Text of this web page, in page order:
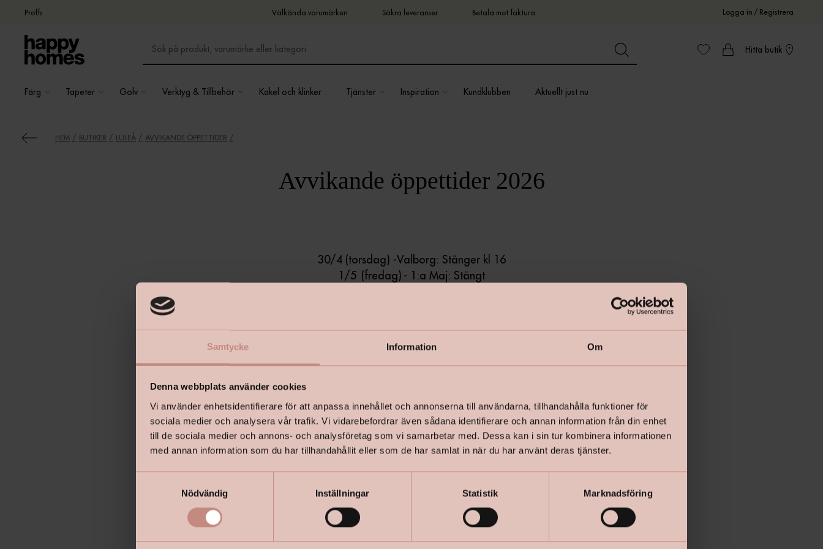
Samtycke Information Om
Denna webbplats använder cookies
Vi använder enhetsidentifierare för att anpassa innehållet och annonserna till användarna, tillhandahålla funktioner för
sociala medier och analysera vår trafik. Vi vidarebefordrar även sådana identifierare och annan information från din enhet
till de sociala medier och annons- och analysföretag som vi samarbetar med. Dessa kan i sin tur kombinera informationen
med annan information som du har tillhandahållit eller som de har samlat in när du har använt deras tjänster.
Nödvändig Inställningar Statistik Marknadsföring
Proffs Välkända varumärken Säkra leveranser Betala mot faktura Logga in / Registrera
Hitta butik
Färg Tapeter Golv Verktyg & Tillbehör Kakel och klinker Tjänster Inspiration Kundklubben Aktuellt just nu
HEM BUTIKER LULEÅ AVVIKANDE ÖPPETTIDER
Avvikande öppettider 2026
30/4 (torsdag) -Valborg: Stänger kl 16
1/5 (fredag) - 1:a Maj: Stängt
20/6 (Lördag) - Midsommardagen: Stängt
23/12 (onsdag) - Dag innan julafton: Stänger kl 16
24/12 (torsdag) - Julafton: Stängt
25/12 (fredag) - Juldagen: Stängt
30/12 (onsdag) - Dag innan nyårsafton: Stänger kl 16
31/12 (torsdag) - Nyårsafton: Stängt